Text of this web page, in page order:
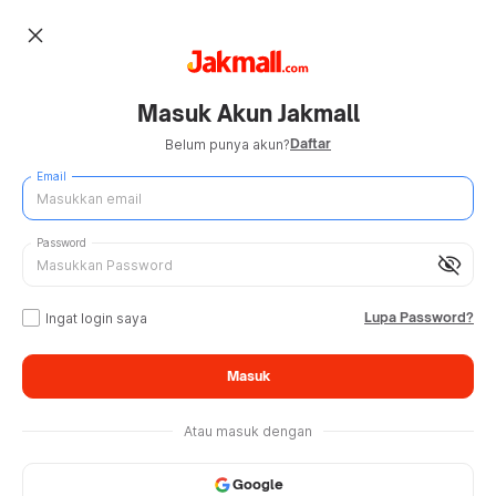
close
Masuk Akun Jakmall
Belum punya akun?Daftar
Email
visibility_off
Password
Ingat login saya Lupa Password?
Masuk
Atau masuk dengan
Google